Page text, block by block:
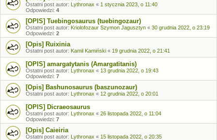
Ostatni post autor: Lythronax « 1 stycznia 2023, o 11:40
Odpowiedzi: 4
[OPIS] Tuebingosaurus (tuebingozaur)
Ostatni post autor: Kriolofozaur Szymon Jagusztyn « 30 grudnia 2022, o 23:19
Odpowiedzi: 2
[Opis] Ruixinia
Ostatni post autor: Kamil Kamiński « 19 grudnia 2022, o 21:41
[OPIS] amargatytanis (Amargatitanis)
Ostatni post autor: Lythronax « 13 grudnia 2022, o 19:43
Odpowiedzi: 7
[Opis] Bashunosaurus (baszunozaur)
Ostatni post autor: Lythronax « 12 grudnia 2022, o 20:01
[OPIS] Dicraeosaurus
Ostatni post autor: Lythronax « 26 listopada 2022, o 11:04
Odpowiedzi: 7
[Opis] Caieiria
Ostatni post autor: Lythronax « 15 listopada 2022, o 20:35